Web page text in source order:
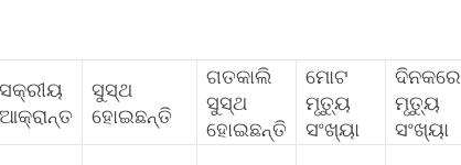
ସକ୍ରୀୟ
ଆକ୍ରାନ୍ତ
ସୁସ୍ଥ
ହୋଇଛନ୍ତି
ଗତକାଲି
ସୁସ୍ଥ
ହୋଇଛନ୍ତି
ମୋଟ
ମୃତ୍ୟୁ
ସଂଖ୍ୟା
ଦିନକରେ
ମୃତ୍ୟୁ
ସଂଖ୍ୟା